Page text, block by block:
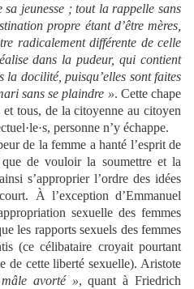
jeunesse ; tout la rappelle sans
propre étant d’être mères,
radicalement différente de celle
dans la pudeur, qui contient
docilité, puisqu’elles sont faites
sans se plaindre ». Cette chape
tous, de la citoyenne au citoyen
personne n’y échappe.
de la femme a hanté l’esprit de
de vouloir la soumettre et la
s’approprier l’ordre des idées
À l’exception d’Emmanuel
sexuelle des femmes
les rapports sexuels des femmes
(ce célibataire croyait pourtant
de cette liberté sexuelle). Aristote
avorté », quant à Friedrich